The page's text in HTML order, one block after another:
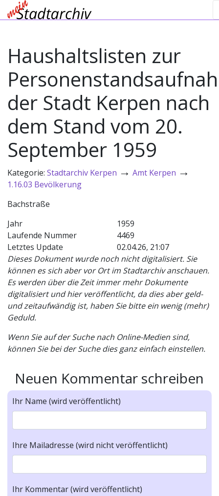
Haushaltslisten zur
der Stadt Kerpen nach
dem Stand vom 20.
September 1959
Kategorie: Stadtarchiv Kerpen → Amt Kerpen →
1.16.03 Bevölkerung
Bachstraße
Jahr
1959
Laufende Nummer
4469
Letztes Update
02.04.26, 21:07
Dieses Dokument wurde noch nicht digitalisiert. Sie
können es sich aber vor Ort im Stadtarchiv anschauen.
Es werden über die Zeit immer mehr Dokumente
digitalisiert und hier veröffentlicht, da dies aber geld-
und zeitaufwändig ist, haben Sie bitte ein wenig (mehr)
Geduld.
Wenn Sie auf der Suche nach Online-Medien sind,
können Sie bei der Suche dies ganz einfach einstellen.
Neuen Kommentar schreiben
Ihr Name (wird veröffentlicht)
Ihre Mailadresse (wird nicht veröffentlicht)
Ihr Kommentar (wird veröffentlicht)